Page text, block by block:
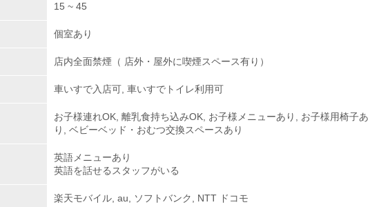
15 ~ 45
個室あり
店内全面禁煙（ 店外・屋外に喫煙スペース有り）
車いすで入店可, 車いすでトイレ利用可
お子様連れOK, 離乳食持ち込みOK, お子様メニューあり, お子様用椅子あ
り, ベビーベッド・おむつ交換スペースあり
英語メニューあり
英語を話せるスタッフがいる
楽天モバイル, au, ソフトバンク, NTT ドコモ